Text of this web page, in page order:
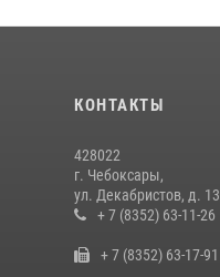
КОНТАКТЫ
428022
г. Чебоксары,
ул. Декабристов, д. 13
+ 7 (8352) 63-11-26
+ 7 (8352) 63-17-91